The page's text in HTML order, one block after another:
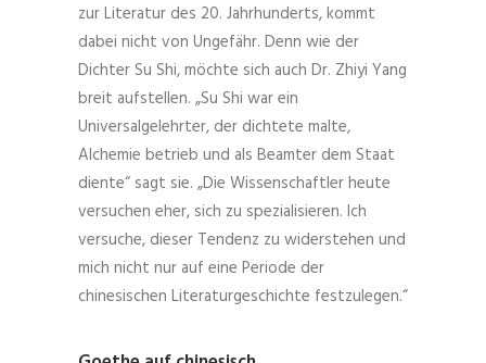
zur Literatur des 20. Jahrhunderts, kommt
dabei nicht von Ungefähr. Denn wie der
Dichter Su Shi, möchte sich auch Dr. Zhiyi Yang
breit aufstellen. „Su Shi war ein
Universalgelehrter, der dichtete malte,
Alchemie betrieb und als Beamter dem Staat
diente“ sagt sie. „Die Wissenschaftler heute
versuchen eher, sich zu spezialisieren. Ich
versuche, dieser Tendenz zu widerstehen und
mich nicht nur auf eine Periode der
chinesischen Literaturgeschichte festzulegen.“